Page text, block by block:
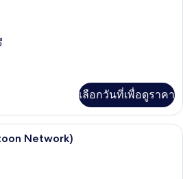
เลือกวันที่เพื่อดูราคา
ห้องพักสำหรับสี่ท่าน (Cartoon
Network)